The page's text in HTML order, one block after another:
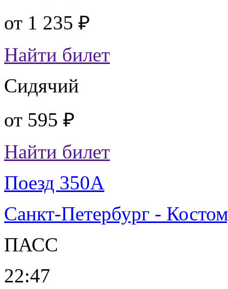
от 1 235 ₽
Найти билет
Сидячий
от 595 ₽
Найти билет
Поезд 350А
Санкт-Петербург -
ПАСС
22:47